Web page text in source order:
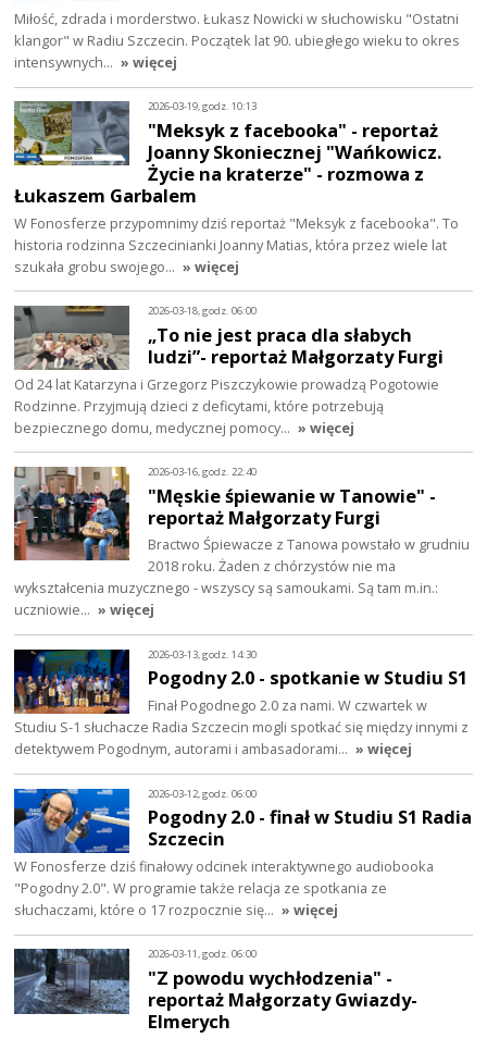
Miłość, zdrada i morderstwo. Łukasz Nowicki w słuchowisku "Ostatni
klangor" w Radiu Szczecin. Początek lat 90. ubiegłego wieku to okres
intensywnych… » więcej
2026-03-19, godz. 10:13
"Meksyk z facebooka" - reportaż
Joanny Skoniecznej "Wańkowicz.
Życie na kraterze" - rozmowa z
Łukaszem Garbalem
W Fonosferze przypomnimy dziś reportaż "Meksyk z facebooka". To
historia rodzinna Szczecinianki Joanny Matias, która przez wiele lat
szukała grobu swojego… » więcej
2026-03-18, godz. 06:00
„To nie jest praca dla słabych
ludzi”- reportaż Małgorzaty Furgi
Od 24 lat Katarzyna i Grzegorz Piszczykowie prowadzą Pogotowie
Rodzinne. Przyjmują dzieci z deficytami, które potrzebują
bezpiecznego domu, medycznej pomocy… » więcej
2026-03-16, godz. 22:40
"Męskie śpiewanie w Tanowie" -
reportaż Małgorzaty Furgi
Bractwo Śpiewacze z Tanowa powstało w grudniu
2018 roku. Żaden z chórzystów nie ma
wykształcenia muzycznego - wszyscy są samoukami. Są tam m.in.:
uczniowie… » więcej
2026-03-13, godz. 14:30
Pogodny 2.0 - spotkanie w Studiu S1
Finał Pogodnego 2.0 za nami. W czwartek w
Studiu S-1 słuchacze Radia Szczecin mogli spotkać się między innymi z
detektywem Pogodnym, autorami i ambasadorami… » więcej
2026-03-12, godz. 06:00
Pogodny 2.0 - finał w Studiu S1 Radia
Szczecin
W Fonosferze dziś finałowy odcinek interaktywnego audiobooka
"Pogodny 2.0". W programie także relacja ze spotkania ze
słuchaczami, które o 17 rozpocznie się… » więcej
2026-03-11, godz. 06:00
"Z powodu wychłodzenia" -
reportaż Małgorzaty Gwiazdy-
Elmerych